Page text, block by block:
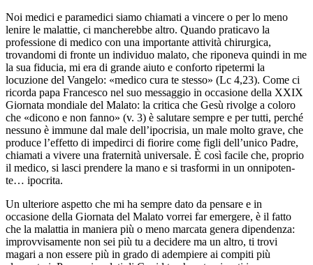
Noi medici e paramedici siamo chiamati a vincere o per lo meno
lenire le malattie, ci mancherebbe altro. Quando praticavo la
professione di medico con una importante attività chirurgica,
trovandomi di fronte un individuo malato, che riponeva quindi in me
la sua fiducia, mi era di grande aiuto e conforto ripetermi la
locuzione del Vangelo: «medico cura te stesso» (Lc 4,23). Come ci
ricorda papa Francesco nel suo messaggio in occasione della XXIX
Giornata mondiale del Malato: la critica che Gesù rivolge a coloro
che «dicono e non fanno» (v. 3) è salutare sempre e per tutti, perché
nessuno è immune dal male dell’ipocrisia, un male molto grave, che
produce l’effetto di impedirci di fiorire come figli dell’unico Padre,
chiamati a vivere una fraternità universale. È così facile che, proprio
il medico, si lasci prendere la mano e si trasformi in un onnipoten-
te… ipocrita.
Un ulteriore aspetto che mi ha sempre dato da pensare e in
occasione della Giornata del Malato vorrei far emergere, è il fatto
che la malattia in maniera più o meno marcata genera dipendenza:
improvvisamente non sei più tu a decidere ma un altro, ti trovi
magari a non essere più in grado di adempiere ai compiti più